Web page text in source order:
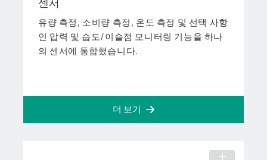
센서
유량 측정, 소비량 측정, 온도 측정 및 선택 사항
인 압력 및 습도/이슬점 모니터링 기능을 하나
의 센서에 통합했습니다.
더 보기